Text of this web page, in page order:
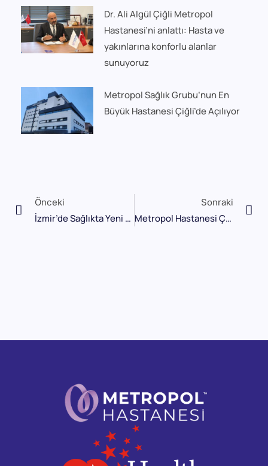
Dr. Ali Algül Çiğli Metropol
Hastanesi’ni anlattı: Hasta ve
yakınlarına konforlu alanlar
sunuyoruz
Metropol Sağlık Grubu’nun En
Büyük Hastanesi Çiğli’de Açılıyor
Önceki
İzmir’de Sağlıkta Yeni Bir Dönem: Metropol Sağlık Grubu’nun Çiğli Hastanesi
Sonraki
Metropol Hastanesi Çiğli’de Açıldı: Bölge Halkının Sağlık Koşulları Değişiyor